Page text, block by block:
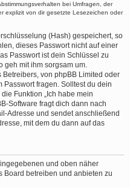
bei Umfragen, der
explizit von dir gesetzte Lesezeichen oder
(Hash) gespeichert, so
dieses Passwort nicht auf einer
Passwort ist dein Schlüssel zu
geh mit ihm sorgsam um.
Betreibers, von phpBB Limited oder
fragen. Solltest du dein
Funktion „Ich habe mein
Software fragt dich dann nach
Adresse und sendet anschließend
mit dem du dann auf das
und oben näher
Board betreiben und anbieten zu